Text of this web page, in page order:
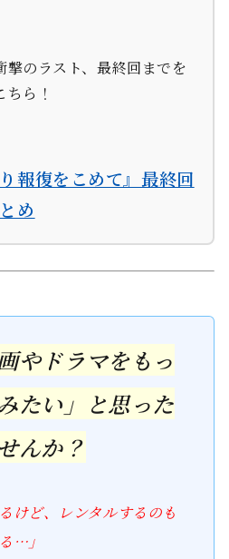
のラスト、最終回までを
ら！
報復をこめて』最終回
め
やドラマをもっ
たい」と思った
んか？
けど、レンタルするのも
…」